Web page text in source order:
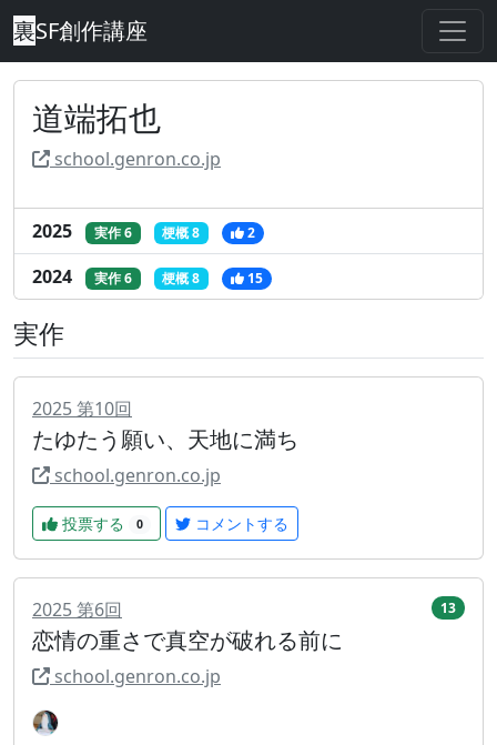
裏SF創作講座
道端拓也
school.genron.co.jp
2025 実作 6 梗概 8 2
2024 実作 6 梗概 8 15
実作
2025第10回
たゆたう願い、天地に満ち
school.genron.co.jp
投票する 0 コメントする
2025第6回 13
恋情の重さで真空が破れる前に
school.genron.co.jp